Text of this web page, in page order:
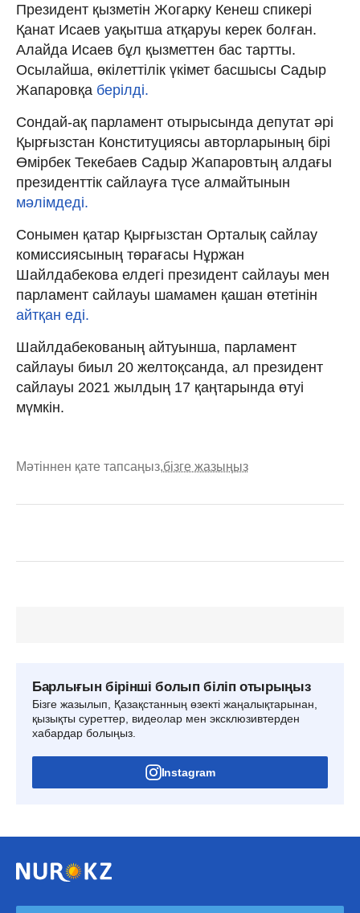
Президент қызметін Жогарку Кенеш спикері
Қанат Исаев уақытша атқаруы керек болған.
Алайда Исаев бұл қызметтен бас тартты.
Осылайша, өкілеттілік үкімет басшысы Садыр
Жапаровқа берілді.
Сондай-ақ парламент отырысында депутат әрі
Қырғызстан Конституциясы авторларының бірі
Өмірбек Текебаев Садыр Жапаровтың алдағы
президенттік сайлауға түсе алмайтынын
мәлімдеді.
Сонымен қатар Қырғызстан Орталық сайлау
комиссиясының төрағасы Нұржан
Шайлдабекова елдегі президент сайлауы мен
парламент сайлауы шамамен қашан өтетінін
айтқан еді.
Шайлдабекованың айтуынша, парламент
сайлауы биыл 20 желтоқсанда, ал президент
сайлауы 2021 жылдың 17 қаңтарында өтуі
мүмкін.
Мәтіннен қате тапсаңыз,бізге жазыңыз
Барлығын бірінші болып біліп отырыңыз
Бізге жазылып, Қазақстанның өзекті жаңалықтарынан,
қызықты суреттер, видеолар мен эксклюзивтерден
хабардар болыңыз.
Instagram